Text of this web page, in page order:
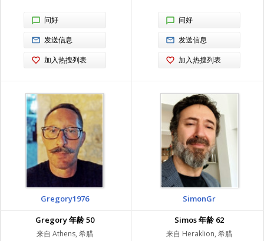
问好
发送信息
加入热搜列表
问好
发送信息
加入热搜列表
Gregory1976
Gregory 年龄 50
来自 Athens, 希腊
SimonGr
Simos 年龄 62
来自 Heraklion, 希腊